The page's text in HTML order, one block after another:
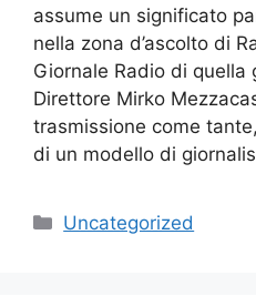
assume un significato
nella zona d’ascolto di
Giornale Radio di quella
Direttore Mirko
trasmissione come
di un modello di
Categories
Uncategorized